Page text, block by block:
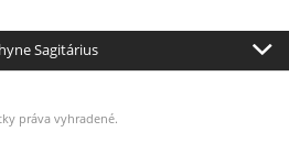
Sagitárius
práva vyhradené.